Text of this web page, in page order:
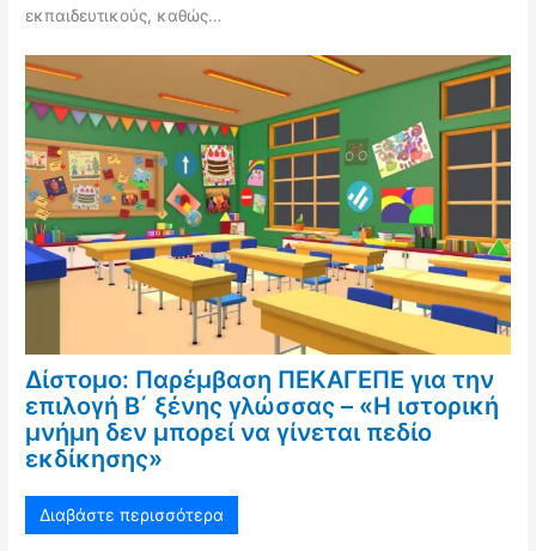
εκπαιδευτικούς, καθώς…
Δίστομο: Παρέμβαση ΠΕΚΑΓΕΠΕ για την
επιλογή Β΄ ξένης γλώσσας – «Η ιστορική
μνήμη δεν μπορεί να γίνεται πεδίο
εκδίκησης»
Διαβάστε περισσότερα